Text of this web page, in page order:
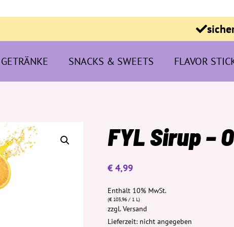
GETRÄNKE SNACKS & SWEETS FLAVOR
FYL Sirup –
€ 4,99
Enthält 10% MwSt.
(€103,96 / 1 L)
zzgl.Versand
Lieferzeit: nicht angegeben